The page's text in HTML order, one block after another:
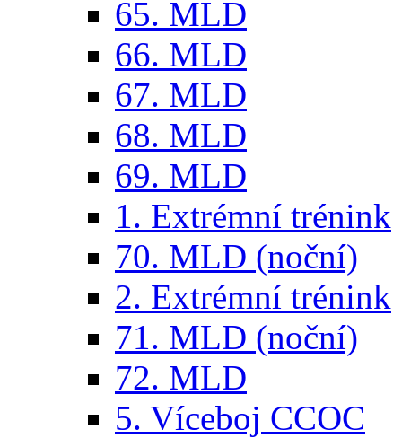
65. MLD
66. MLD
67. MLD
68. MLD
69. MLD
1. Extrémní trénink
70. MLD (noční)
2. Extrémní trénink
71. MLD (noční)
72. MLD
5. Víceboj CCOC